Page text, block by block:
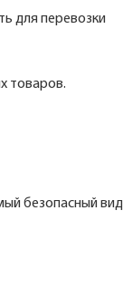
для перевозки
товаров.
безопасный вид